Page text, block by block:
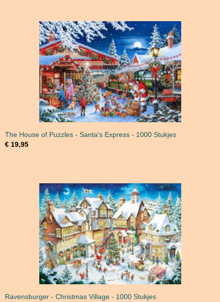
The House of Puzzles - Santa's Express - 1000 Stukjes
€ 19,95
Ravensburger - Christmas Village - 1000 Stukjes